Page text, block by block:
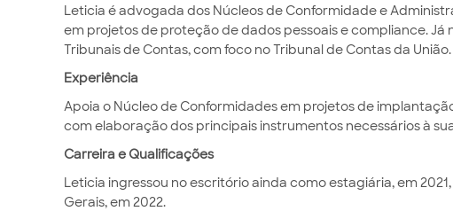
Leticia é advogada dos Núcleos de Conformidade e
em projetos de proteção de dados pessoais e compliance.
Tribunais de Contas, com foco no Tribunal de Contas da União.
Experiência
Apoia o Núcleo de Conformidades em projetos de
com elaboração dos principais instrumentos necessários à
Carreira e Qualificações
Leticia ingressou no escritório ainda como estagiária, em
Gerais, em 2022.